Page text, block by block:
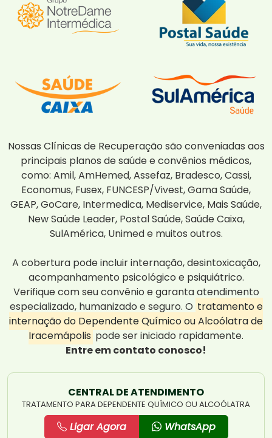
Nossas Clínicas de Recuperação são conveniadas aos
principais planos de saúde e convênios médicos,
como: Amil, AmHemed, Assefaz, Bradesco, Cassi,
Economus, Fusex, FUNCESP/Vivest, Gama Saúde,
GEAP, GoCare, Intermedica, Mediservice, Mais Saúde,
New Saúde Leader, Postal Saúde, Saúde Caixa,
SulAmérica, Unimed e muitos outros.
A cobertura pode incluir internação, desintoxicação,
acompanhamento psicológico e psiquiátrico.
Verifique com seu convênio e garanta atendimento
especializado, humanizado e seguro. O tratamento e
internação do Dependente Químico ou Alcoólatra de
Iracemápolis pode ser iniciado rapidamente.
Entre em contato conosco!
CENTRAL DE ATENDIMENTO
TRATAMENTO PARA DEPENDENTE QUÍMICO OU ALCOÓLATRA
Ligar Agora WhatsApp